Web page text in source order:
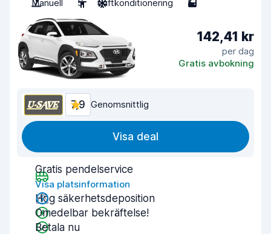
Manuell
5 Luftkonditionering 5
142,41 kr
per dag
Gratis avbokning
7,9 Genomsnittlig
Visa deal
Gratis pendelservice
Visa platsinformation
Hög säkerhetsdeposition
Omedelbar bekräftelse!
Betala nu